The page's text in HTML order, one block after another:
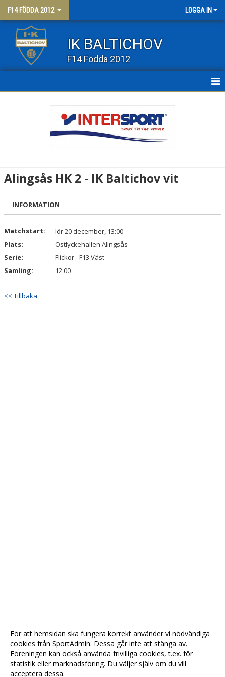
F14 FÖDDA 2012 LOGGA IN
IK BALTICHOV
F14 Födda 2012
TRUPPEN
BILDGALLERI
DOKUMENT
KONTAKT
Alingsås HK 2 - IK Baltichov vit
INFORMATION
Matchstart:
lör 20 december, 13:00
Plats:
Östlyckehallen Alingsås
Serie:
Flickor - F13 Väst
Samling:
12:00
<< Tillbaka
För att hemsidan ska fungera korrekt använder vi nödvändiga
cookies från SportAdmin. Dessa går inte att stänga av.
Föreningen kan också använda frivilliga cookies, t.ex. för
statistik eller marknadsföring. Du väljer själv om du vill
acceptera dessa.